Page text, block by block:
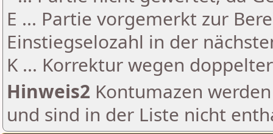
E ... Partie vorgemerkt zur
Einstiegselozahl in der
K ... Korrektur wegen
Hinweis2 Kontumazen
und sind in der Liste nicht